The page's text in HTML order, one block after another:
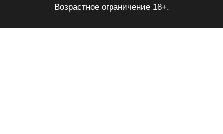
Возрастное ограничение 18+.